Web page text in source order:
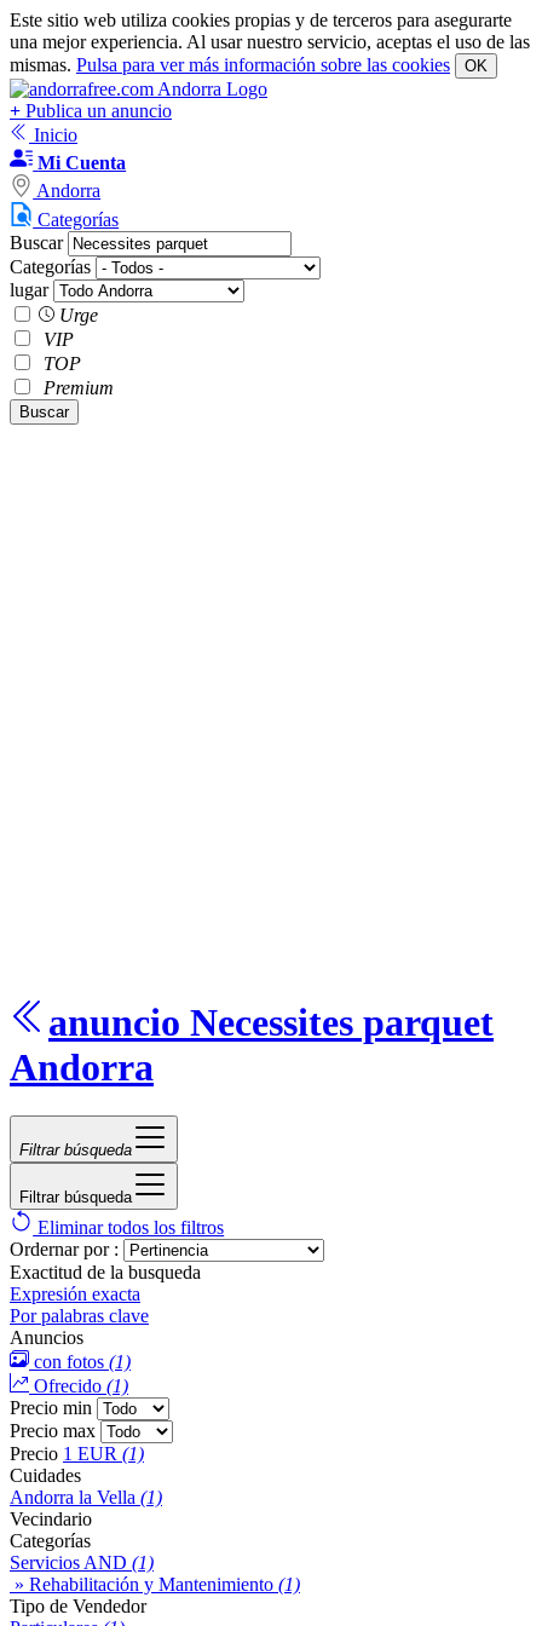
Este sitio web utiliza cookies propias y de terceros para asegurarte
una mejor experiencia. Al usar nuestro servicio, aceptas el uso de las
mismas. Pulsa para ver más información sobre las cookies OK
+ Publica un anuncio
Inicio
Mi Cuenta
Andorra
Categorías
Buscar
Categorías
lugar
Urge
VIP
TOP
Premium
Buscar
anuncio Necessites parquet
Andorra
Filtrar búsqueda
Filtrar búsqueda
Eliminar todos los filtros
Ordernar por :
Exactitud de la busqueda
Expresión exacta
Por palabras clave
Anuncios
con fotos (1)
Ofrecido (1)
Precio min
Precio max
Precio 1 EUR (1)
Cuidades
Andorra la Vella (1)
Vecindario
Categorías
Servicios AND (1)
» Rehabilitación y Mantenimiento (1)
Tipo de Vendedor